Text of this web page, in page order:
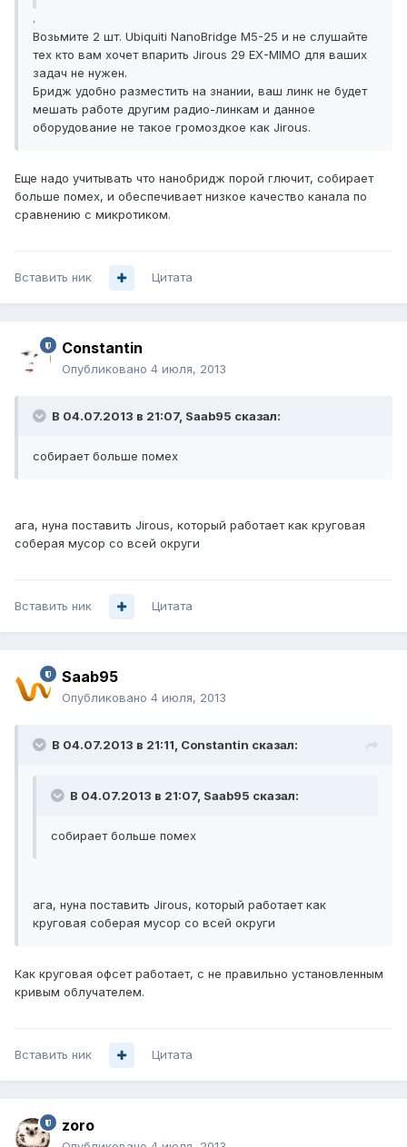
.
Возьмите 2 шт. Ubiquiti NanoBridge M5-25 и не слушайте
тех кто вам хочет впарить Jirous 29 EX-MIMO для ваших
задач не нужен.
Бридж удобно разместить на знании, ваш линк не будет
мешать работе другим радио-линкам и данное
оборудование не такое громоздкое как Jirous.
Еще надо учитывать что нанобридж порой глючит, собирает
больше помех, и обеспечивает низкое качество канала по
сравнению с микротиком.
Вставить ник Цитата
Constantin
Опубликовано 4 июля, 2013
В 04.07.2013 в 21:07, Saab95 сказал:
собирает больше помех
ага, нуна поставить Jirous, который работает как круговая
соберая мусор со всей округи
Вставить ник Цитата
Saab95
Опубликовано 4 июля, 2013
В 04.07.2013 в 21:11, Constantin сказал:
В 04.07.2013 в 21:07, Saab95 сказал:
собирает больше помех
ага, нуна поставить Jirous, который работает как
круговая соберая мусор со всей округи
Как круговая офсет работает, с не правильно установленным
кривым облучателем.
Вставить ник Цитата
zoro